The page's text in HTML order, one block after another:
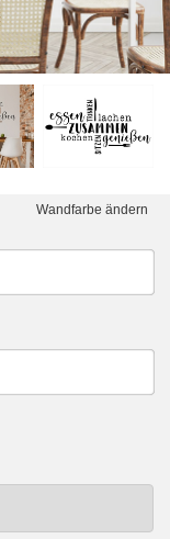
Wandfarbe ändern